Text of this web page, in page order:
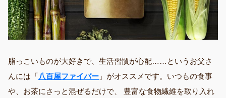
脂っこいものが大好きで、生活習慣が心配……というお父さ
んには「八百屋ファイバー 」がオススメです。いつもの食事
や、お茶にさっと混ぜるだけで、 豊富な食物繊維を取り入れ